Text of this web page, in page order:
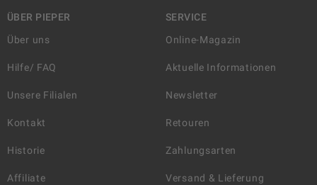
ÜBER PIEPER
Über uns
Hilfe/ FAQ
Unsere Filialen
Kontakt
Historie
Affiliate
SERVICE
Online-Magazin
Aktuelle Informationen
Newsletter
Retouren
Zahlungsarten
Versand & Lieferung